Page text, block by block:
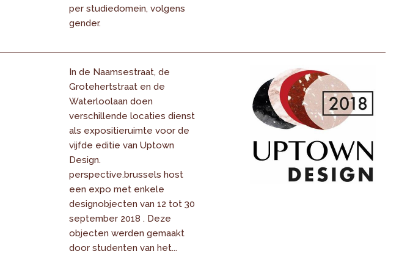
per studiedomein, volgens
gender.
In de Naamsestraat, de
Grotehertstraat en de
Waterloolaan doen
verschillende locaties dienst
als expositieruimte voor de
vijfde editie van Uptown
Design.
perspective.brussels host
een expo met enkele
designobjecten van 12 tot 30
september 2018 . Deze
objecten werden gemaakt
door studenten van het...